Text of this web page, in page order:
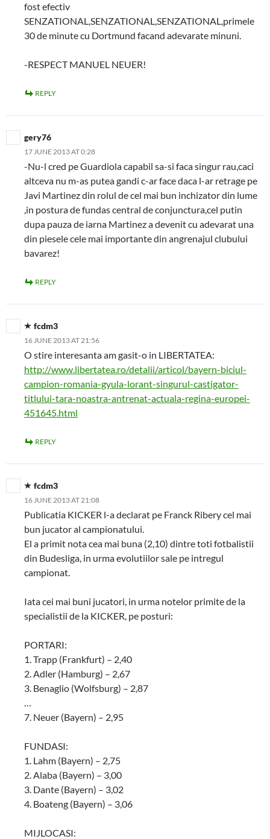
fost efectiv
SENZATIONAL,SENZATIONAL,SENZATIONAL,primele
30 de minute cu Dortmund facand adevarate minuni.
-RESPECT MANUEL NEUER!
REPLY
gery76
17 JUNE 2013 AT 0:28
-Nu-l cred pe Guardiola capabil sa-si faca singur rau,caci
altceva nu m-as putea gandi c-ar face daca l-ar retrage pe
Javi Martinez din rolul de cel mai bun inchizator din lume
,in postura de fundas central de conjunctura,cel putin
dupa pauza de iarna Martinez a devenit cu adevarat una
din piesele cele mai importante din angrenajul clubului
bavarez!
REPLY
fcdm3
16 JUNE 2013 AT 21:56
O stire interesanta am gasit-o in LIBERTATEA:
http://www.libertatea.ro/detalii/articol/bayern-biciul-
campion-romania-gyula-lorant-singurul-castigator-
titlului-tara-noastra-antrenat-actuala-regina-europei-
451645.html
REPLY
fcdm3
16 JUNE 2013 AT 21:08
Publicatia KICKER l-a declarat pe Franck Ribery cel mai
bun jucator al campionatului.
El a primit nota cea mai buna (2,10) dintre toti fotbalistii
din Budesliga, in urma evolutiilor sale pe intregul
campionat.
Iata cei mai buni jucatori, in urma notelor primite de la
specialistii de la KICKER, pe posturi:
PORTARI:
1. Trapp (Frankfurt) – 2,40
2. Adler (Hamburg) – 2,67
3. Benaglio (Wolfsburg) – 2,87
…
7. Neuer (Bayern) – 2,95
FUNDASI:
1. Lahm (Bayern) – 2,75
2. Alaba (Bayern) – 3,00
3. Dante (Bayern) – 3,02
4. Boateng (Bayern) – 3,06
MIJLOCASI: